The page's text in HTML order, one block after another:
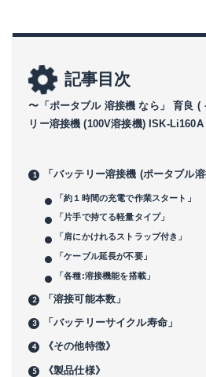
記事目次
〜「ポータブル 溶接機 なら」 育良 (
リー溶接機 (100V溶接機) ISK-Li160A
「バッテリー溶接機 (ポータブル溶
「約１時間の充電で作業スタート」
「片手で持てる軽量タイプ」
「肩にかけれるストラップ付き」
「ケーブル延長が不要」
「各種:溶接機能を搭載」
「溶接可能本数」
「バッテリーサイクル寿命」
《その他特徴》
《製品仕様》